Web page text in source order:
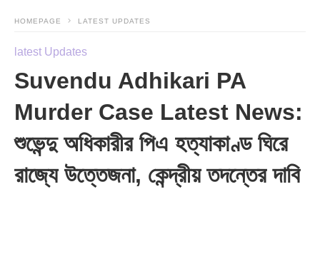
HOMEPAGE LATEST UPDATES
latest Updates
Suvendu Adhikari PA
Murder Case Latest News:
শুভেন্দু অধিকারীর পিএ হত্যাকাণ্ড ঘিরে
রাজ্যে উত্তেজনা, কেন্দ্রীয় তদন্তের দাবি